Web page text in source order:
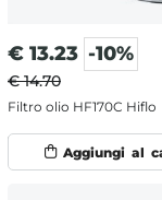
€ 13.23 -10%
€ 14.70
Filtro olio HF170C Hiflo